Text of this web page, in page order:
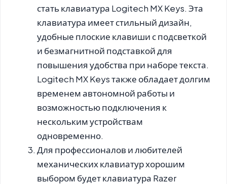
стать клавиатура Logitech MX Keys. Эта
клавиатура имеет стильный дизайн,
удобные плоские клавиши с подсветкой
и безмагнитной подставкой для
повышения удобства при наборе текста.
Logitech MX Keys также обладает долгим
временем автономной работы и
возможностью подключения к
нескольким устройствам
одновременно.
Для профессионалов и любителей
механических клавиатур хорошим
выбором будет клавиатура Razer